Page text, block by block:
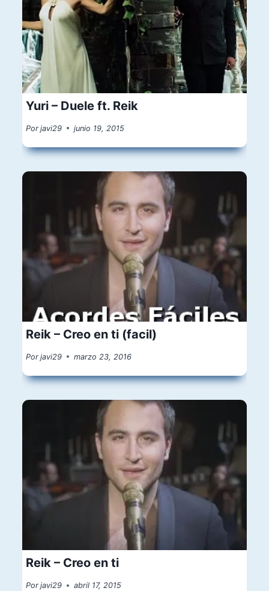
Yuri – Duele ft. Reik
Por javi29 junio 19, 2015
Reik – Creo en ti (facil)
Por javi29 marzo 23, 2016
Reik – Creo en ti
Por javi29 abril 17, 2015